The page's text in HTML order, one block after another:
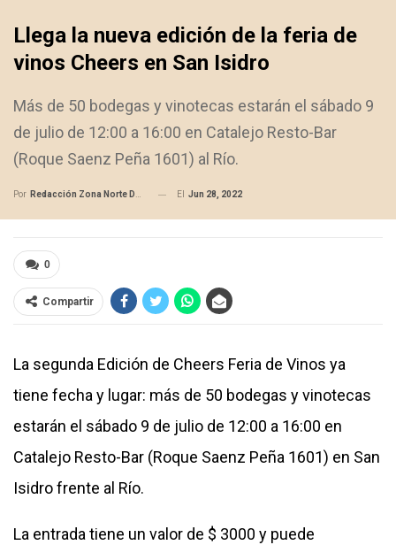
Llega la nueva edición de la feria de
vinos Cheers en San Isidro
Más de 50 bodegas y vinotecas estarán el sábado 9
de julio de 12:00 a 16:00 en Catalejo Resto-Bar
(Roque Saenz Peña 1601) al Río.
Por Redacción Zona Norte Daily El Jun 28, 2022
0
Compartir
La segunda Edición de Cheers Feria de Vinos ya
tiene fecha y lugar: más de 50 bodegas y vinotecas
estarán el sábado 9 de julio de 12:00 a 16:00 en
Catalejo Resto-Bar (Roque Saenz Peña 1601) en San
Isidro frente al Río.
La entrada tiene un valor de $ 3000 y puede